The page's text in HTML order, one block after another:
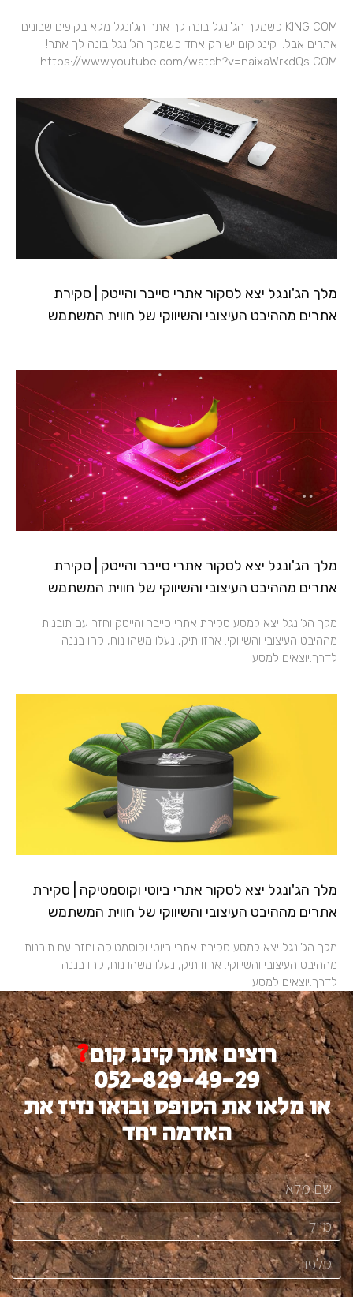
KING COM כשמלך הג'ונגל בונה לך אתר הג'ונגל מלא בקופים שבונים
אתרים אבל.. קינג קום יש רק אחד כשמלך הג’ונגל בונה לך אתר!
https://www.youtube.com/watch?v=naixaWrkdQs COM
מלך הג'ונגל יצא לסקור אתרי סייבר והייטק​ | סקירת
אתרים מההיבט העיצובי והשיווקי של חווית המשתמש​
מלך הג'ונגל יצא לסקור אתרי סייבר והייטק​ | סקירת
אתרים מההיבט העיצובי והשיווקי של חווית המשתמש​
מלך הג'ונגל יצא למסע סקירת אתרי סייבר והייטק וחזר עם תובנות
מההיבט העיצובי והשיווקי. ארזו תיק, נעלו משהו נוח, קחו בננה
לדרך.יוצאים למסע!
מלך הג'ונגל יצא לסקור אתרי ביוטי וקוסמטיקה​ | סקירת
אתרים מההיבט העיצובי והשיווקי של חווית המשתמש​
מלך הג'ונגל יצא למסע סקירת אתרי ביוטי וקוסמטיקה וחזר עם תובנות
מההיבט העיצובי והשיווקי. ארזו תיק, נעלו משהו נוח, קחו בננה
לדרך.יוצאים למסע!
רוצים אתר קינג קום?
052-829-49-29
או מלאו את הטופס ובואו נזיז את
האדמה יחד